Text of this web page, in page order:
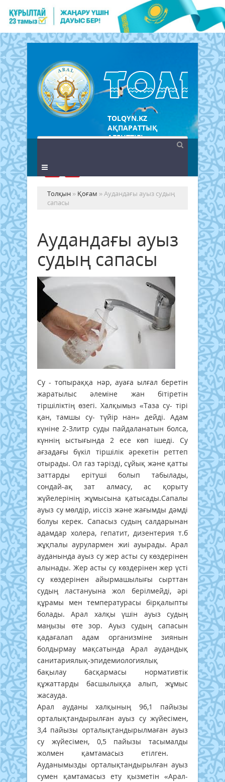
TOLQYN.KZ
АҚПАРАТТЫҚ
АГЕНТТІГІ
Толқын » Қоғам » Аудандағы ауыз судың
сапасы
Аудандағы ауыз
судың сапасы
Су - топыраққа нәр, ауаға ылғал беретін
жаратылыс әлеміне жан бітіретін
тіршіліктің өзегі. Халқымыз «Таза су- тірі
қан, тамшы су- түйір нан» дейді. Адам
күніне 2-3литр суды пайдаланатын болса,
күннің ыстығында 2 есе көп ішеді. Су
ағзадағы бүкіл тіршілік әрекетін реттеп
отырады. Ол газ тәрізді, сұйық және қатты
заттарды ерітуші болып табылады,
сондай-ақ зат алмасу, ас қорыту
жүйелерінің жұмысына қатысады.Сапалы
ауыз су мөлдір, иіссіз және жағымды дәмді
болуы керек. Сапасыз судың салдарынан
адамдар холера, гепатит, дизентерия т.б
жұқпалы аурулармен жиі ауырады. Арал
ауданында ауыз су жер асты су көздерінен
алынады. Жер асты су көздерінен жер үсті
су көздерінен айырмашылығы сырттан
судың ластануына жол берілмейді, әрі
құрамы мен температурасы бірқалыпты
болады. Арал халқы үшін ауыз судың
маңызы өте зор. Ауыз судың сапасын
қадағалап адам организміне зиянын
болдырмау мақсатында Арал аудандық
санитариялық-эпидемиологиялық
бақылау басқармасы нормативтік
құжаттарды басшылыққа алып, жұмыс
жасауда.
Арал ауданы халқының 96,1 пайызы
орталықтандырылған ауыз су жүйесімен,
3,4 пайызы орталықтандырылмаған ауыз
су жүйесімен, 0,5 пайызы тасымалды
жолмен қамтамасыз етілген.
Ауданымызды орталықтандырылған ауыз
сумен қамтамасыз ету қызметін «Арал-